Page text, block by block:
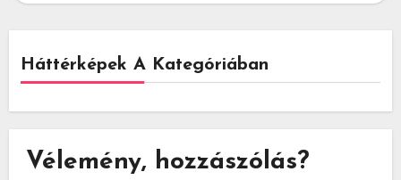
Háttérképek A Kategóriában
Vélemény, hozzászólás?